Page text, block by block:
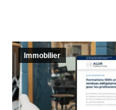
Immobilier